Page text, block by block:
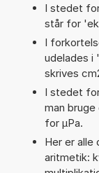
I stedet
står for
I
udelades i
skrives
I stedet
man
for µPa.
Her er
aritmetik: